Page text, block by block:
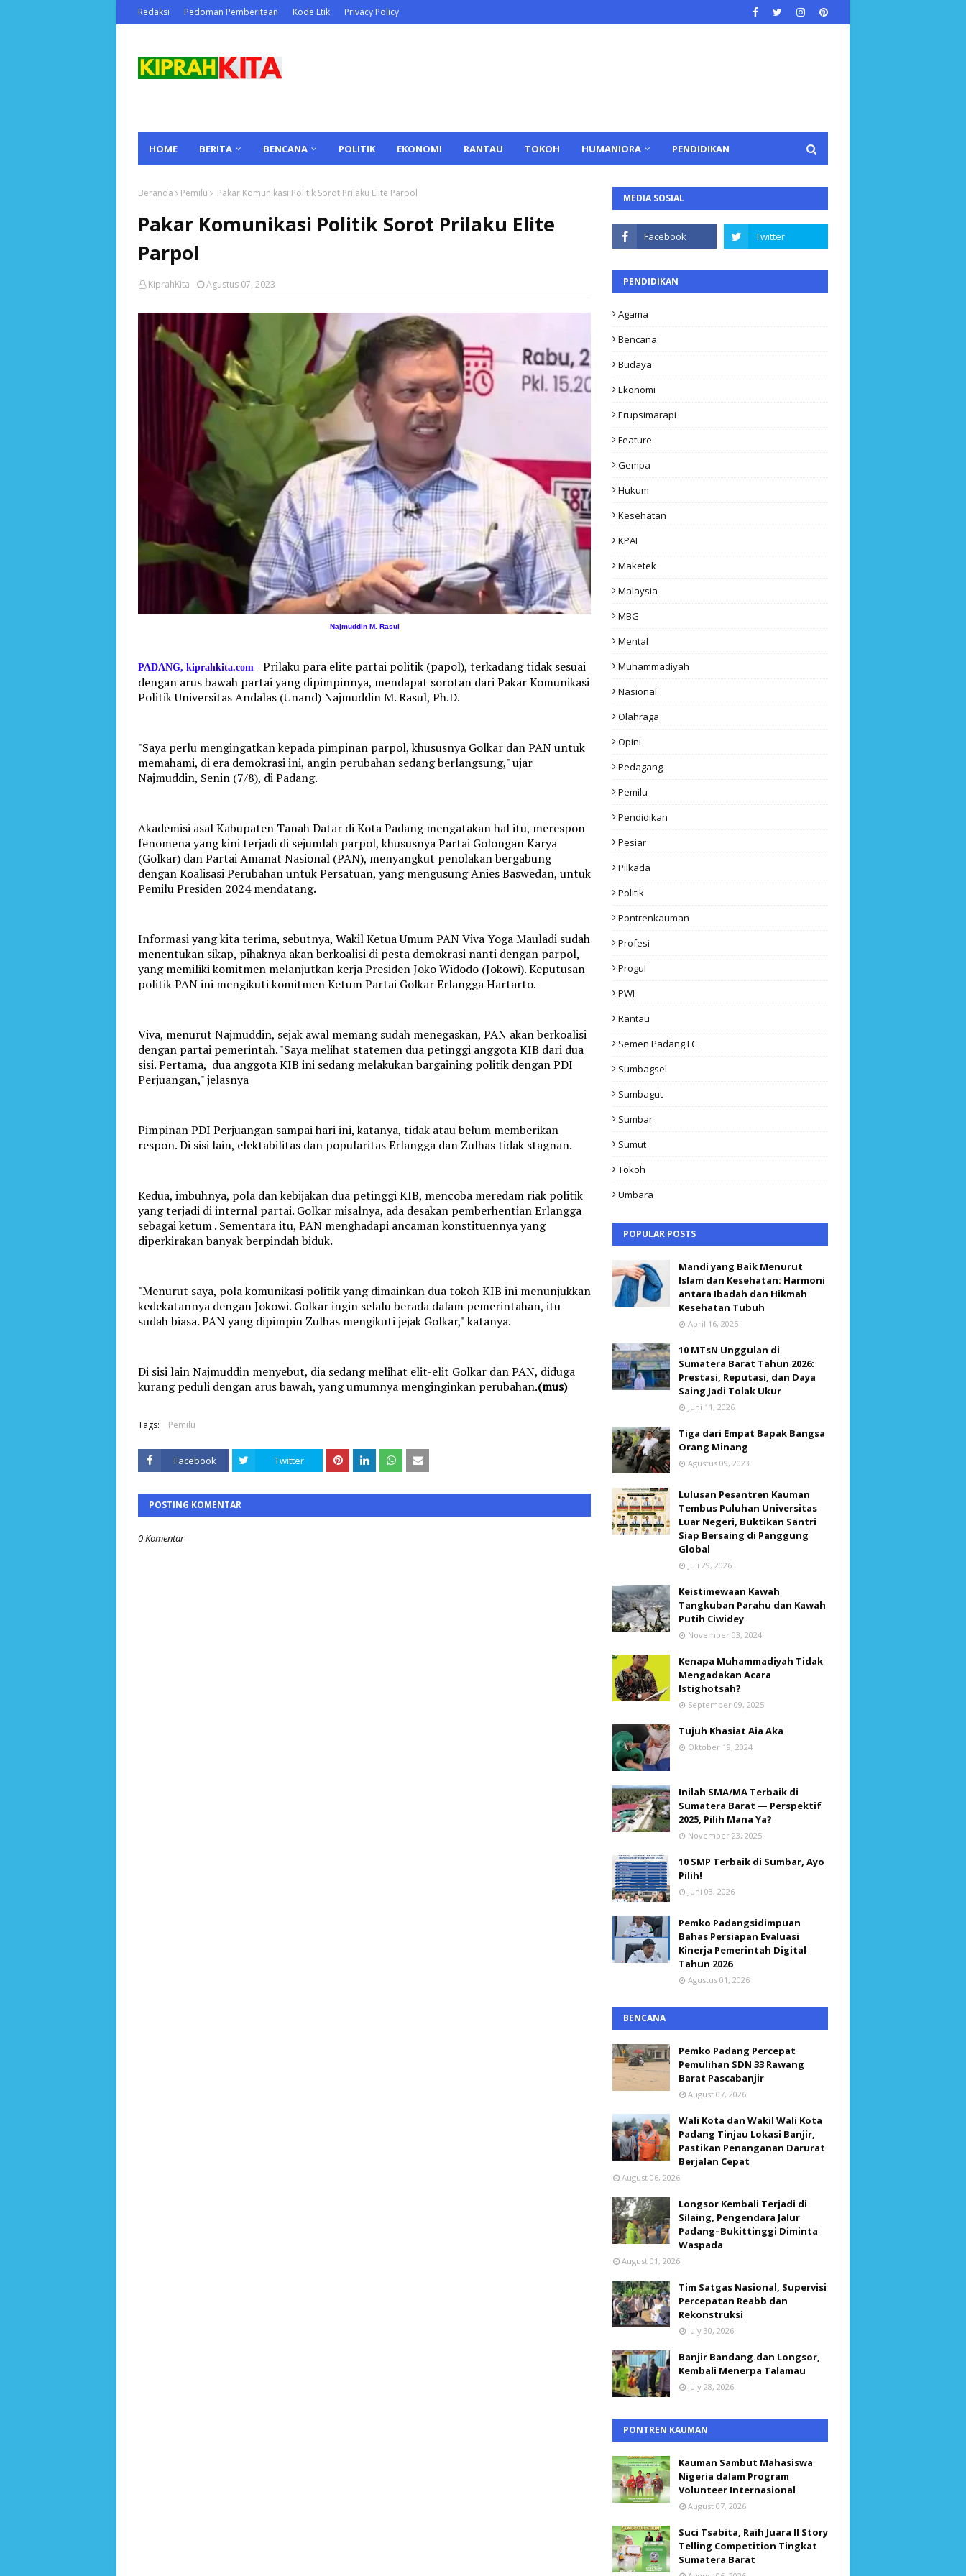
Redaksi Pedoman Pemberitaan Kode Etik Privacy Policy
HOME BERITA BENCANA POLITIK EKONOMI RANTAU TOKOH HUMANIORA PENDIDIKAN
Beranda Pemilu Pakar Komunikasi Politik Sorot Prilaku Elite Parpol
Pakar Komunikasi Politik Sorot Prilaku Elite
Parpol
KiprahKita Agustus 07, 2023
Najmuddin M. Rasul
PADANG, kiprahkita.com - Prilaku para elite partai politik (papol), terkadang tidak sesuai
dengan arus bawah partai yang dipimpinnya, mendapat sorotan dari Pakar Komunikasi
Politik Universitas Andalas (Unand) Najmuddin M. Rasul, Ph.D.
"Saya perlu mengingatkan kepada pimpinan parpol, khususnya Golkar dan PAN untuk
memahami, di era demokrasi ini, angin perubahan sedang berlangsung," ujar
Najmuddin, Senin (7/8), di Padang.
Akademisi asal Kabupaten Tanah Datar di Kota Padang mengatakan hal itu, merespon
fenomena yang kini terjadi di sejumlah parpol, khususnya Partai Golongan Karya
(Golkar) dan Partai Amanat Nasional (PAN), menyangkut penolakan bergabung
dengan Koalisasi Perubahan untuk Persatuan, yang mengusung Anies Baswedan, untuk
Pemilu Presiden 2024 mendatang.
Informasi yang kita terima, sebutnya, Wakil Ketua Umum PAN Viva Yoga Mauladi sudah
menentukan sikap, pihaknya akan berkoalisi di pesta demokrasi nanti dengan parpol,
yang memiliki komitmen melanjutkan kerja Presiden Joko Widodo (Jokowi). Keputusan
politik PAN ini mengikuti komitmen Ketum Partai Golkar Erlangga Hartarto.
Viva, menurut Najmuddin, sejak awal memang sudah menegaskan, PAN akan berkoalisi
dengan partai pemerintah. "Saya melihat statemen dua petinggi anggota KIB dari dua
sisi. Pertama, dua anggota KIB ini sedang melakukan bargaining politik dengan PDI
Perjuangan," jelasnya
Pimpinan PDI Perjuangan sampai hari ini, katanya, tidak atau belum memberikan
respon. Di sisi lain, elektabilitas dan popularitas Erlangga dan Zulhas tidak stagnan.
Kedua, imbuhnya, pola dan kebijakan dua petinggi KIB, mencoba meredam riak politik
yang terjadi di internal partai. Golkar misalnya, ada desakan pemberhentian Erlangga
sebagai ketum . Sementara itu, PAN menghadapi ancaman konstituennya yang
diperkirakan banyak berpindah biduk.
"Menurut saya, pola komunikasi politik yang dimainkan dua tokoh KIB ini menunjukkan
kedekatannya dengan Jokowi. Golkar ingin selalu berada dalam pemerintahan, itu
sudah biasa. PAN yang dipimpin Zulhas mengikuti jejak Golkar," katanya.
Di sisi lain Najmuddin menyebut, dia sedang melihat elit-elit Golkar dan PAN, diduga
kurang peduli dengan arus bawah, yang umumnya menginginkan perubahan.(mus)
Tags: Pemilu
Facebook Twitter
POSTING KOMENTAR
0 Komentar
MEDIA SOSIAL
PENDIDIKAN
Agama
Bencana
Budaya
Ekonomi
Erupsimarapi
Feature
Gempa
Hukum
Kesehatan
KPAI
Maketek
Malaysia
MBG
Mental
Muhammadiyah
Nasional
Olahraga
Opini
Pedagang
Pemilu
Pendidikan
Pesiar
Pilkada
Politik
Pontrenkauman
Profesi
Progul
PWI
Rantau
Semen Padang FC
Sumbagsel
Sumbagut
Sumbar
Sumut
Tokoh
Umbara
POPULAR POSTS
Mandi yang Baik Menurut
Islam dan Kesehatan: Harmoni
antara Ibadah dan Hikmah
Kesehatan Tubuh
April 16, 2025
10 MTsN Unggulan di
Sumatera Barat Tahun 2026:
Prestasi, Reputasi, dan Daya
Saing Jadi Tolak Ukur
Juni 11, 2026
Tiga dari Empat Bapak Bangsa
Orang Minang
Agustus 09, 2023
Lulusan Pesantren Kauman
Tembus Puluhan Universitas
Luar Negeri, Buktikan Santri
Siap Bersaing di Panggung
Global
Juli 29, 2026
Keistimewaan Kawah
Tangkuban Parahu dan Kawah
Putih Ciwidey
November 03, 2024
Kenapa Muhammadiyah Tidak
Mengadakan Acara
Istighotsah?
September 09, 2025
Tujuh Khasiat Aia Aka
Oktober 19, 2024
Inilah SMA/MA Terbaik di
Sumatera Barat — Perspektif
2025, Pilih Mana Ya?
November 23, 2025
10 SMP Terbaik di Sumbar, Ayo
Pilih!
Juni 03, 2026
Pemko Padangsidimpuan
Bahas Persiapan Evaluasi
Kinerja Pemerintah Digital
Tahun 2026
Agustus 01, 2026
BENCANA
Pemko Padang Percepat
Pemulihan SDN 33 Rawang
Barat Pascabanjir
August 07, 2026
Wali Kota dan Wakil Wali Kota
Padang Tinjau Lokasi Banjir,
Pastikan Penanganan Darurat
Berjalan Cepat
August 06, 2026
Longsor Kembali Terjadi di
Silaing, Pengendara Jalur
Padang–Bukittinggi Diminta
Waspada
August 01, 2026
Tim Satgas Nasional, Supervisi
Percepatan Reabb dan
Rekonstruksi
July 30, 2026
Banjir Bandang.dan Longsor,
Kembali Menerpa Talamau
July 28, 2026
PONTREN KAUMAN
Kauman Sambut Mahasiswa
Nigeria dalam Program
Volunteer Internasional
August 07, 2026
Suci Tsabita, Raih Juara II Story
Telling Competition Tingkat
Sumatera Barat